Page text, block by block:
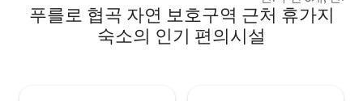
,12 Km da Perugia, 4km dalla
superstrada,può ospitare
comodamente fino a 8 ospiti 3 camere
최고의 바 2곳에서
🥐 • 주차 공간 2개 P️ 이 140㎡ 슈퍼 로프트
는 파노의 가장 중
푸를로 협곡 자연 보호구역 근처 휴가지
숙소의 인기 편의시설